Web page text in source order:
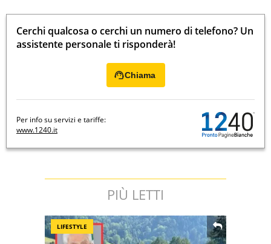
Cerchi qualcosa o cerchi un numero di telefono? Un
assistente personale ti risponderà!
Chiama
Per info su servizi e tariffe:
www.1240.it
PIÙ LETTI
LIFESTYLE